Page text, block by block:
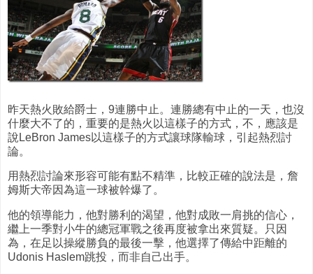
昨天熱火敗給爵士，9連勝中止。連勝總有中止的一天，也沒
什麼大不了的，重要的是熱火以這樣子的方式，不，應該是
說LeBron James以這樣子的方式讓球隊輸球，引起熱烈討
論。
用熱烈討論來形容可能有點不精準，比較正確的說法是，詹
姆斯大帝因為這一球被幹爆了。
他的領導能力，他對勝利的渴望，他對成敗一肩挑的信心，
繼上一季對小牛的總冠軍戰之後再度被拿出來質疑。只因
為，在足以操縱勝負的最後一擊，他選擇了傳給中距離的
Udonis Haslem跳投，而非自己出手。